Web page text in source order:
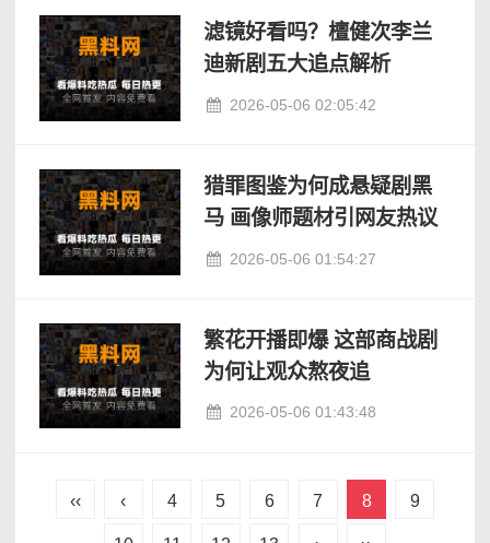
滤镜好看吗？檀健次李兰
迪新剧五大追点解析
2026-05-06 02:05:42
猎罪图鉴为何成悬疑剧黑
马 画像师题材引网友热议
2026-05-06 01:54:27
繁花开播即爆 这部商战剧
为何让观众熬夜追
2026-05-06 01:43:48
‹‹ ‹ 4 5 6 7 8 9